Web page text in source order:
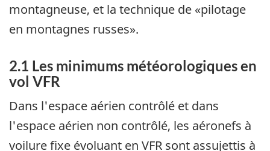
montagneuse, et la technique de «pilotage
en montagnes russes».
2.1 Les minimums météorologiques en
vol VFR
Dans l'espace aérien contrôlé et dans
l'espace aérien non contrôlé, les aéronefs à
voilure fixe évoluant en VFR sont assujettis à